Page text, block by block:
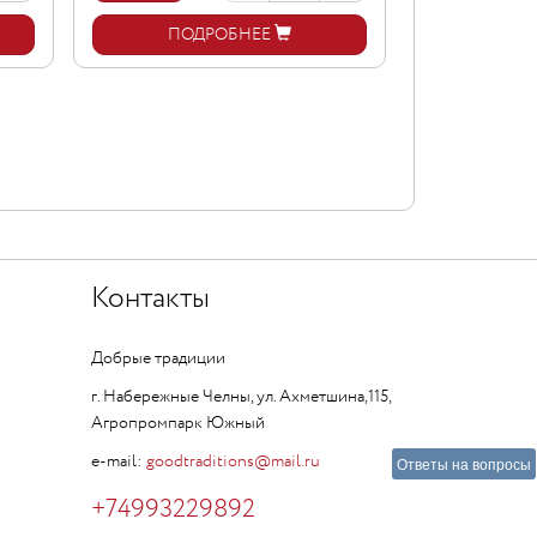
ПОДРОБНЕЕ
Контакты
Добрые традиции
г. Набережные Челны, ул. Ахметшина,115,
Агропромпарк Южный
e-mail: goodtraditions@mail.ru
+74993229892
Ответы на вопросы